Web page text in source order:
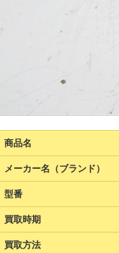
商品名
メーカー名（ブランド）
型番
買取時期
買取方法